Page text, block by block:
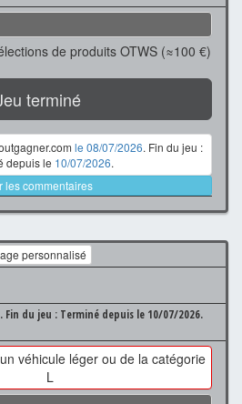
de produits OTWS (≈100 €)
terminé
le 08/07/2026. Fin du jeu :
depuis le 10/07/2026.
les commentaires
personnalisé
Fin du jeu : Terminé depuis le 10/07/2026.
véhicule léger ou de la catégorie
L